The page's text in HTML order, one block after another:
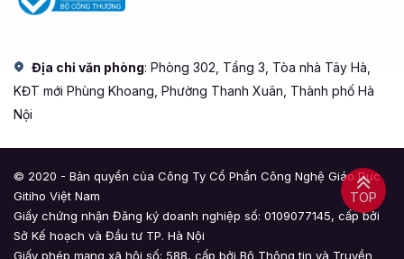
TOP
Địa chỉ văn phòng: Phòng 302, Tầng 3, Tòa nhà Tây Hà,
KĐT mới Phùng Khoang, Phường Thanh Xuân, Thành phố Hà
Nội
© 2020 - Bản quyền của Công Ty Cổ Phần Công Nghệ Giáo Dục
Gitiho Việt Nam
Giấy chứng nhận Đăng ký doanh nghiệp số: 0109077145, cấp bởi
Sở Kế hoạch và Đầu tư TP. Hà Nội
Giấy phép mạng xã hội số: 588, cấp bởi Bộ Thông tin và Truyền